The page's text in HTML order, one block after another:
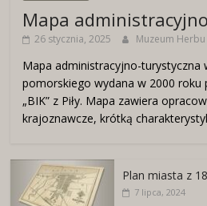
Mapa
26 stycznia, 2025 Muzeum Herbu
Mapa administracyjno-
pomorskiego wydana w 2000 roku
„BIK” z Piły. Mapa zawiera
krajoznawcze, krótką
Plan miasta z
7 lipca, 2024